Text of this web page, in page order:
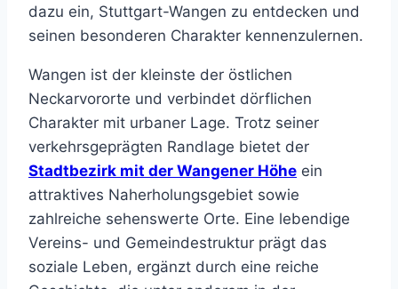
dazu ein, Stuttgart-Wangen zu entdecken und
seinen besonderen Charakter kennenzulernen.
Wangen ist der kleinste der östlichen
Neckarvororte und verbindet dörflichen
Charakter mit urbaner Lage. Trotz seiner
verkehrsgeprägten Randlage bietet der
Stadtbezirk mit der Wangener Höhe ein
attraktives Naherholungsgebiet sowie
zahlreiche sehenswerte Orte. Eine lebendige
Vereins- und Gemeindestruktur prägt das
soziale Leben, ergänzt durch eine reiche